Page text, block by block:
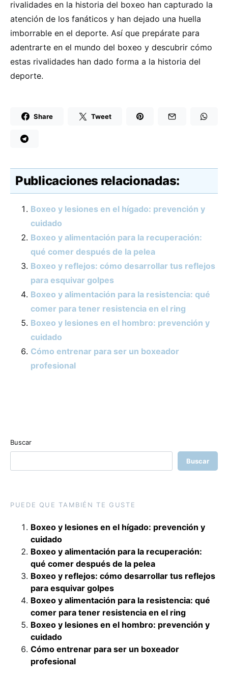
rivalidades en la historia del boxeo han capturado la
atención de los fanáticos y han dejado una huella
imborrable en el deporte. Así que prepárate para
adentrarte en el mundo del boxeo y descubrir cómo
estas rivalidades han dado forma a la historia del
deporte.
Share Tweet
Publicaciones relacionadas:
Boxeo y lesiones en el hígado: prevención y
cuidado
Boxeo y alimentación para la recuperación:
qué comer después de la pelea
Boxeo y reflejos: cómo desarrollar tus reflejos
para esquivar golpes
Boxeo y alimentación para la resistencia: qué
comer para tener resistencia en el ring
Boxeo y lesiones en el hombro: prevención y
cuidado
Cómo entrenar para ser un boxeador
profesional
Buscar
Buscar
PUEDE QUE TAMBIÉN TE GUSTE
Boxeo y lesiones en el hígado: prevención y
cuidado
Boxeo y alimentación para la recuperación:
qué comer después de la pelea
Boxeo y reflejos: cómo desarrollar tus reflejos
para esquivar golpes
Boxeo y alimentación para la resistencia: qué
comer para tener resistencia en el ring
Boxeo y lesiones en el hombro: prevención y
cuidado
Cómo entrenar para ser un boxeador
profesional